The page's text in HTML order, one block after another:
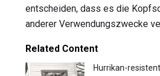
entscheiden, dass es die
anderer Verwendungszwecke
Related Content
Hurrikan-